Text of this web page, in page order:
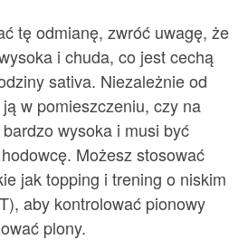
tę odmianę, zwróć uwagę, że
i chuda, co jest cechą
sativa. Niezależnie od
w pomieszczeniu, czy na
wysoka i musi być
Możesz stosować
jak topping i trening o niskim
aby kontrolować pionowy
plony.